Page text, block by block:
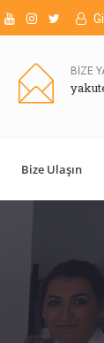
BİZE
Bize Ulaşın